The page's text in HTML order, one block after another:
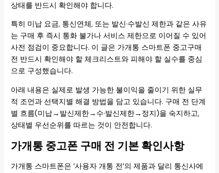
상태를 반드시 확인해야 합니다.
특히 미납 요금, 통신연체, 또는 발신·수발신 제한과 같은 사유
는 구매 후 즉시 통화 불가나 서비스 제한으로 이어질 수 있어
사전 점검이 중요합니다. 이 글은 가개통 스마트폰 중고구매
전 반드시 확인해야 할 체크리스트와 피해야 할 실수를 중심
으로 구성했습니다.
아래 내용은 실제로 발생 가능한 불이익을 줄이기 위한 실무
적 조언과 선택지별 해결 방법을 담고 있습니다. 구매 전 단계
별 흐름(미납→발신제한→수·발신제한→정지)을 숙지하고,
상태별 우선순위를 따르는 것이 안전합니다.
가개통 중고폰 구매 전 기본 확인사항
가개통 스마트폰은 ‘사용자 개통 전’의 제품과 달리 통신사에